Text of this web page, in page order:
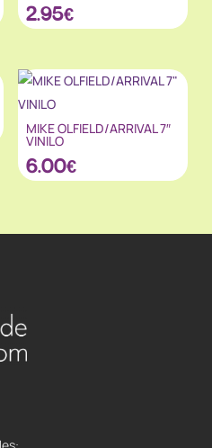
2.95€
MIKE OLFIELD/ARRIVAL 7″
VINILO
6.00€